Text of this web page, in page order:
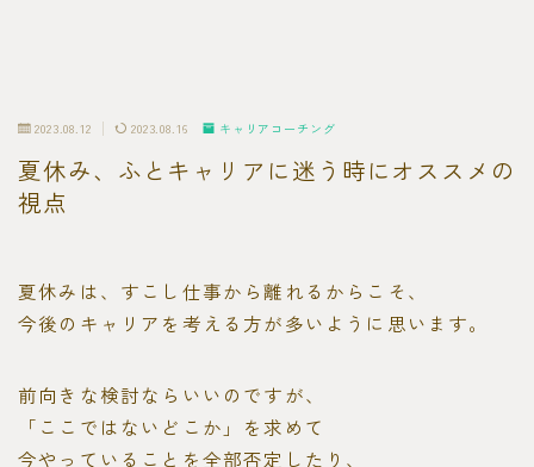
2023.08.12 2023.08.16 キャリアコーチング
夏休み、ふとキャリアに迷う時にオススメの
視点
夏休みは、すこし仕事から離れるからこそ、
今後のキャリアを考える方が多いように思います。
前向きな検討ならいいのですが、
「ここではないどこか」を求めて
今やっていることを全部否定したり、